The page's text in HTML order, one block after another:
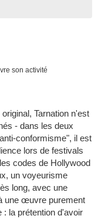
son activité
Tarnation n'est
- dans les deux
conformisme", il est
lors de festivals
codes de Hollywood
un voyeurisme
long, avec une
une œuvre purement
: la prétention d'avoir